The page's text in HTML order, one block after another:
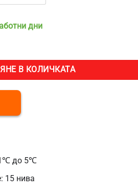
дни
VEVOR XRJ3LX1, Капацитет
В КОЛИЧКАТА
до 5℃
15 нива